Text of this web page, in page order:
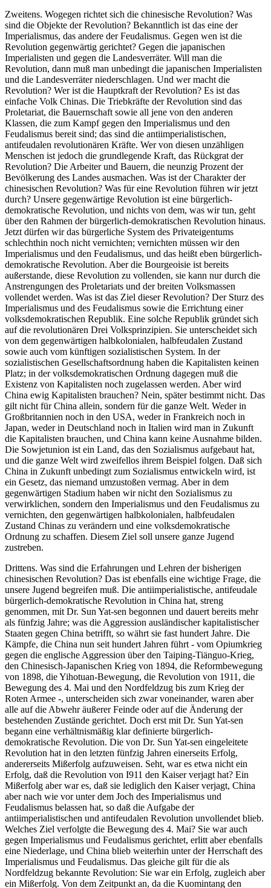
Zweitens. Wogegen richtet sich die chinesische Revolution? Was
sind die Objekte der Revolution? Bekanntlich ist das eine der
Imperialismus, das andere der Feudalismus. Gegen wen ist die
Revolution gegenwärtig gerichtet? Gegen die japanischen
Imperialisten und gegen die Landesverräter. Will man die
Revolution, dann muß man unbedingt die japanischen Imperialisten
und die Landesverräter niederschlagen. Und wer macht die
Revolution? Wer ist die Hauptkraft der Revolution? Es ist das
einfache Volk Chinas. Die Triebkräfte der Revolution sind das
Proletariat, die Bauernschaft sowie all jene von den anderen
Klassen, die zum Kampf gegen den Imperialismus und den
Feudalismus bereit sind; das sind die antiimperialistischen,
antifeudalen revolutionären Kräfte. Wer von diesen unzähligen
Menschen ist jedoch die grundlegende Kraft, das Rückgrat der
Revolution? Die Arbeiter und Bauern, die neunzig Prozent der
Bevölkerung des Landes ausmachen. Was ist der Charakter der
chinesischen Revolution? Was für eine Revolution führen wir jetzt
durch? Unsere gegenwärtige Revolution ist eine bürgerlich-
demokratische Revolution, und nichts von dem, was wir tun, geht
über den Rahmen der bürgerlich-demokratischen Revolution hinaus.
Jetzt dürfen wir das bürgerliche System des Privateigentums
schlechthin noch nicht vernichten; vernichten müssen wir den
Imperialismus und den Feudalismus, und das heißt eben bürgerlich-
demokratische Revolution. Aber die Bourgeoisie ist bereits
außerstande, diese Revolution zu vollenden, sie kann nur durch die
Anstrengungen des Proletariats und der breiten Volksmassen
vollendet werden. Was ist das Ziel dieser Revolution? Der Sturz des
Imperialismus und des Feudalismus sowie die Errichtung einer
volksdemokratischen Republik. Eine solche Republik gründet sich
auf die revolutionären Drei Volksprinzipien. Sie unterscheidet sich
von dem gegenwärtigen halbkolonialen, halbfeudalen Zustand
sowie auch vom künftigen sozialistischen System. In der
sozialistischen Gesellschaftsordnung haben die Kapitalisten keinen
Platz; in der volksdemokratischen Ordnung dagegen muß die
Existenz von Kapitalisten noch zugelassen werden. Aber wird
China ewig Kapitalisten brauchen? Nein, später bestimmt nicht. Das
gilt nicht für China allein, sondern für die ganze Welt. Weder in
Großbritannien noch in den USA, weder in Frankreich noch in
Japan, weder in Deutschland noch in Italien wird man in Zukunft
die Kapitalisten brauchen, und China kann keine Ausnahme bilden.
Die Sowjetunion ist ein Land, das den Sozialismus aufgebaut hat,
und die ganze Welt wird zweifellos ihrem Beispiel folgen. Daß sich
China in Zukunft unbedingt zum Sozialismus entwickeln wird, ist
ein Gesetz, das niemand umzustoßen vermag. Aber in dem
gegenwärtigen Stadium haben wir nicht den Sozialismus zu
verwirklichen, sondern den Imperialismus und den Feudalismus zu
vernichten, den gegenwärtigen halbkolonialen, halbfeudalen
Zustand Chinas zu verändern und eine volksdemokratische
Ordnung zu schaffen. Diesem Ziel soll unsere ganze Jugend
zustreben.
Drittens. Was sind die Erfahrungen und Lehren der bisherigen
chinesischen Revolution? Das ist ebenfalls eine wichtige Frage, die
unsere Jugend begreifen muß. Die antiimperialistische, antifeudale
bürgerlich-demokratische Revolution in China hat, streng
genommen, mit Dr. Sun Yat-sen begonnen und dauert bereits mehr
als fünfzig Jahre; was die Aggression ausländischer kapitalistischer
Staaten gegen China betrifft, so währt sie fast hundert Jahre. Die
Kämpfe, die China nun seit hundert Jahren führt - vom Opiumkrieg
gegen die englische Aggression über den Taiping-Tiänguo-Krieg,
den Chinesisch-Japanischen Krieg von 1894, die Reformbewegung
von 1898, die Yihotuan-Bewegung, die Revolution von 1911, die
Bewegung des 4. Mai und den Nordfeldzug bis zum Krieg der
Roten Armee -, unterscheiden sich zwar voneinander, waren aber
alle auf die Abwehr äußerer Feinde oder auf die Änderung der
bestehenden Zustände gerichtet. Doch erst mit Dr. Sun Yat-sen
begann eine verhältnismäßig klar definierte bürgerlich-
demokratische Revolution. Die von Dr. Sun Yat-sen eingeleitete
Revolution hat in den letzten fünfzig Jahren einerseits Erfolg,
andererseits Mißerfolg aufzuweisen. Seht, war es etwa nicht ein
Erfolg, daß die Revolution von I911 den Kaiser verjagt hat? Ein
Mißerfolg aber war es, daß sie lediglich den Kaiser verjagt, China
aber nach wie vor unter dem Joch des Imperialismus und
Feudalismus belassen hat, so daß die Aufgabe der
antiimperialistischen und antifeudalen Revolution unvollendet blieb.
Welches Ziel verfolgte die Bewegung des 4. Mai? Sie war auch
gegen Imperialismus und Feudalismus gerichtet, erlitt aber ebenfalls
eine Niederlage, und China blieb weiterhin unter der Herrschaft des
Imperialismus und Feudalismus. Das gleiche gilt für die als
Nordfeldzug bekannte Revolution: Sie war ein Erfolg, zugleich aber
ein Mißerfolg. Von dem Zeitpunkt an, da die Kuomintang den